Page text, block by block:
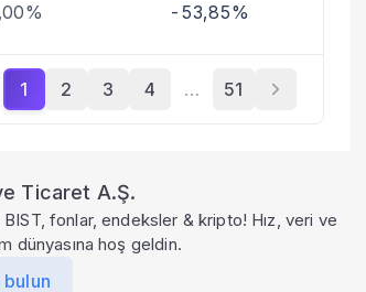
-53,85%
1 2 3 4 … 51
Ticaret A.Ş.
BIST, fonlar, endeksler & kripto! Hız, veri ve
dünyasına hoş geldin.